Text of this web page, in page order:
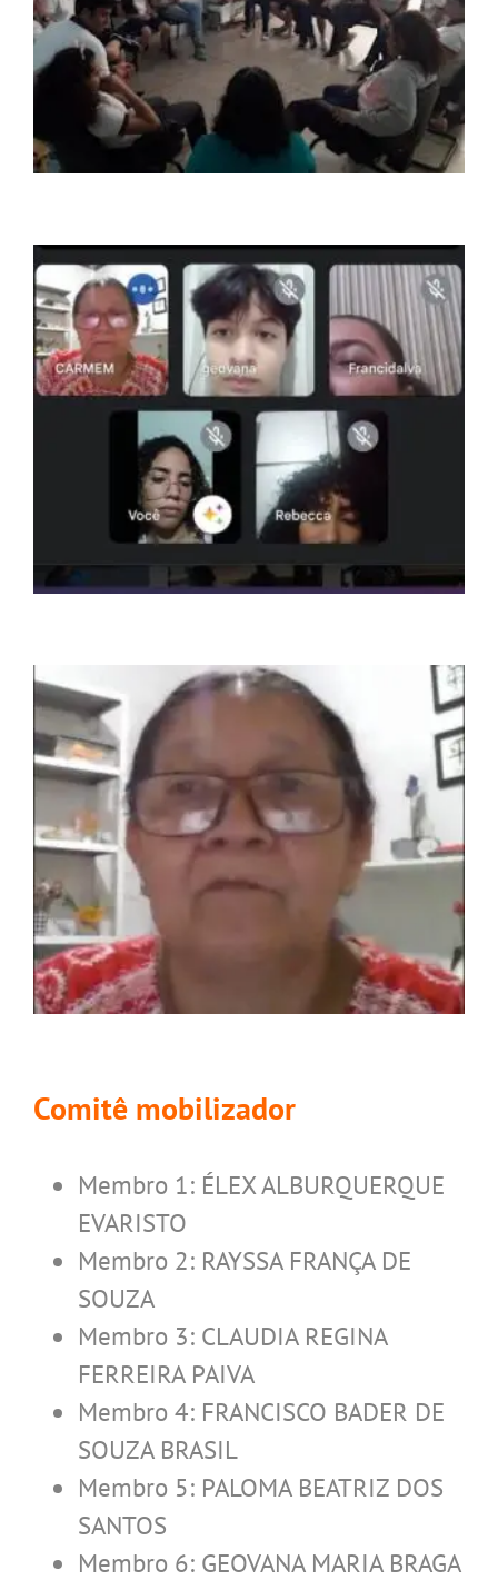
Comitê mobilizador
Membro 1: ÉLEX ALBURQUERQUE
EVARISTO
Membro 2: RAYSSA FRANÇA DE
SOUZA
Membro 3: CLAUDIA REGINA
FERREIRA PAIVA
Membro 4: FRANCISCO BADER DE
SOUZA BRASIL
Membro 5: PALOMA BEATRIZ DOS
SANTOS
Membro 6: GEOVANA MARIA BRAGA